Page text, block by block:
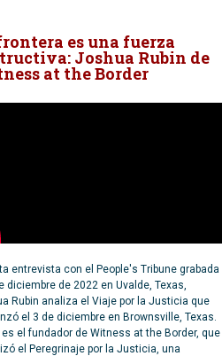
es una fuerza
Joshua Rubin de
at the Border
entrevista con el People's Tribune grabada
diciembre de 2022 en Uvalde, Texas,
Rubin analiza el Viaje por la Justicia que
el 3 de diciembre en Brownsville, Texas.
es el fundador de Witness at the Border, que
el Peregrinaje por la Justicia, una